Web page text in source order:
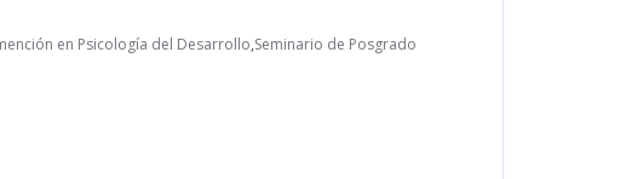
en Psicología del Desarrollo,Seminario de Posgrado